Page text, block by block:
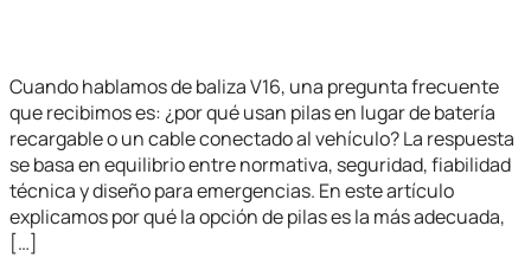
Cuando hablamos de baliza V16, una pregunta frecuente
que recibimos es: ¿por qué usan pilas en lugar de batería
recargable o un cable conectado al vehículo? La respuesta
se basa en equilibrio entre normativa, seguridad, fiabilidad
técnica y diseño para emergencias. En este artículo
explicamos por qué la opción de pilas es la más adecuada,
[…]